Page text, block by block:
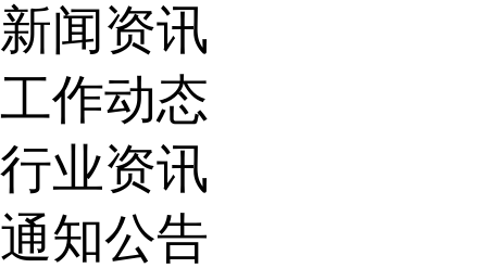
新闻资讯
工作动态
行业资讯
通知公告